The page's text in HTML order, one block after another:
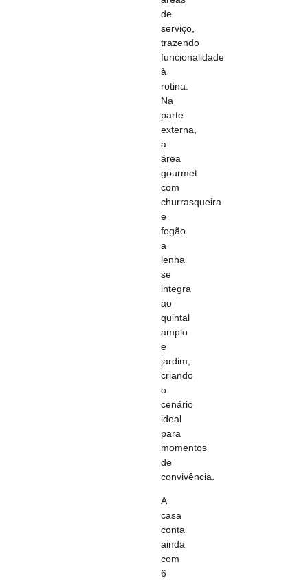
de
serviço,
trazendo
funcionalidade
à
rotina.
Na
parte
externa,
a
área
gourmet
com
churrasqueira
e
fogão
a
lenha
se
integra
ao
quintal
amplo
e
jardim,
criando
o
cenário
ideal
para
momentos
de
convivência.
A
casa
conta
ainda
com
6